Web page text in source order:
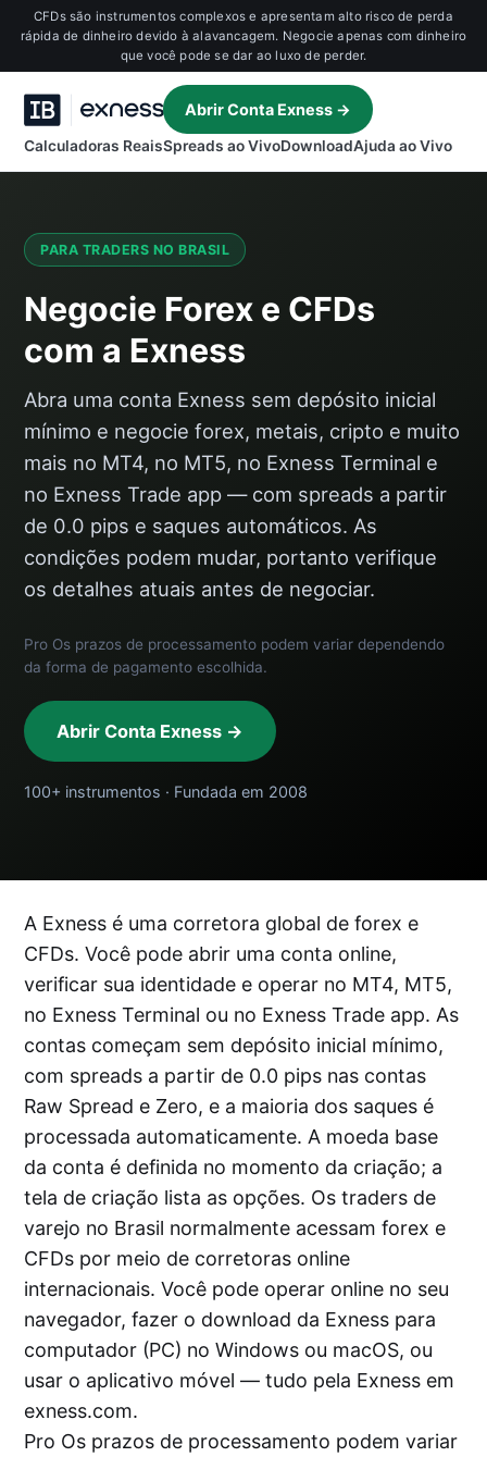
CFDs são instrumentos complexos e apresentam alto risco de perda
rápida de dinheiro devido à alavancagem. Negocie apenas com dinheiro
que você pode se dar ao luxo de perder.
Calculadoras ReaisSpreads ao VivoDownloadAjuda ao Vivo
Abrir Conta Exness →
PARA TRADERS NO BRASIL
Negocie Forex e CFDs
com a Exness
Abra uma conta Exness sem depósito inicial
mínimo e negocie forex, metais, cripto e muito
mais no MT4, no MT5, no Exness Terminal e
no Exness Trade app — com spreads a partir
de 0.0 pips e saques automáticos. As
condições podem mudar, portanto verifique
os detalhes atuais antes de negociar.
Pro Os prazos de processamento podem variar dependendo
da forma de pagamento escolhida.
Abrir Conta Exness →
100+ instrumentos · Fundada em 2008
A Exness é uma corretora global de forex e
CFDs. Você pode abrir uma conta online,
verificar sua identidade e operar no MT4, MT5,
no Exness Terminal ou no Exness Trade app. As
contas começam sem depósito inicial mínimo,
com spreads a partir de 0.0 pips nas contas
Raw Spread e Zero, e a maioria dos saques é
processada automaticamente. A moeda base
da conta é definida no momento da criação; a
tela de criação lista as opções. Os traders de
varejo no Brasil normalmente acessam forex e
CFDs por meio de corretoras online
internacionais. Você pode operar online no seu
navegador, fazer o download da Exness para
computador (PC) no Windows ou macOS, ou
usar o aplicativo móvel — tudo pela Exness em
exness.com.
Pro Os prazos de processamento podem variar